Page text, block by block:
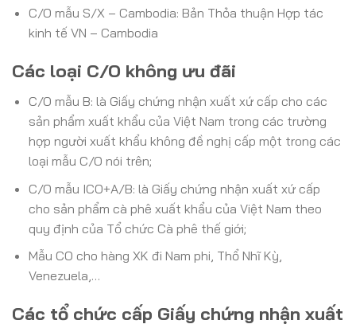
C/O mẫu S/X – Cambodia: Bản Thỏa thuận Hợp tác
kinh tế VN – Cambodia
Các loại C/O không ưu đãi
C/O mẫu B: là Giấy chứng nhận xuất xứ cấp cho các
sản phẩm xuất khẩu của Việt Nam trong các trường
hợp người xuất khẩu không đề nghị cấp một trong các
loại mẫu C/O nói trên;
C/O mẫu ICO+A/B: là Giấy chứng nhận xuất xứ cấp
cho sản phẩm cà phê xuất khẩu của Việt Nam theo
quy định của Tổ chức Cà phê thế giới;
Mẫu CO cho hàng XK đi Nam phi, Thổ Nhĩ Kỳ,
Venezuela,…
Các tổ chức cấp Giấy chứng nhận xuất